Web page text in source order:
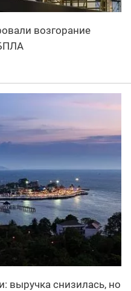
возгорание
выручка снизилась, но